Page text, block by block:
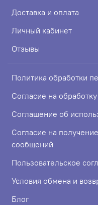
Доставка и оплата
Личный кабинет
Отзывы
Политика обработки
Согласие на
Соглашение об
Согласие на
сообщений
Пользовательское
Условия обмена и
Блог